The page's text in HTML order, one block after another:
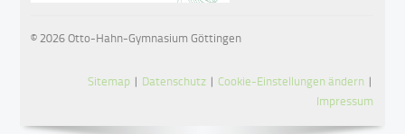
© 2026 Otto-Hahn-Gymnasium Göttingen
Sitemap | Datenschutz |Cookie-Einstellungen ändern |
Impressum